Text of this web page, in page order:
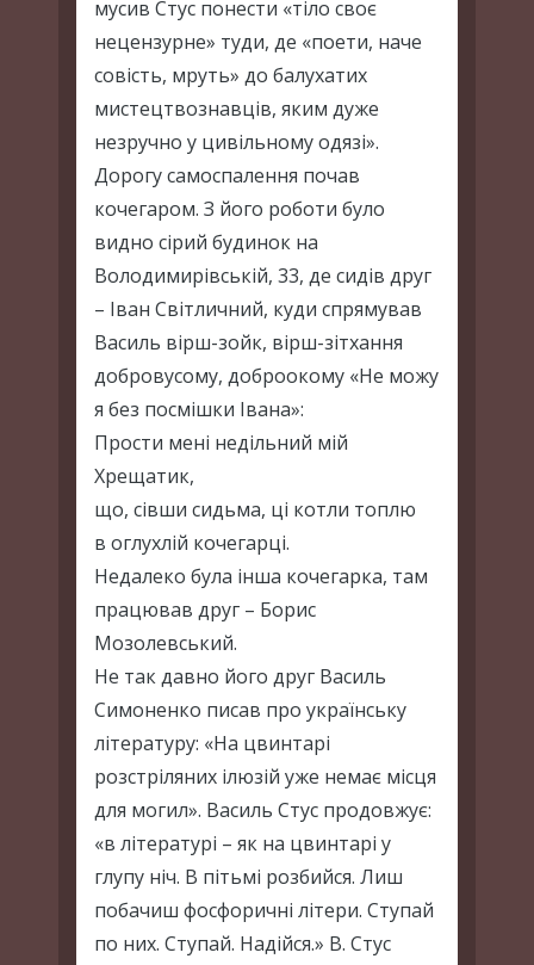
мусив Стус понести «тіло своє
нецензурне» туди, де «поети, наче
совість, мруть» до балухатих
мистецтвознавців, яким дуже
незручно у цивільному одязі».
Дорогу самоспалення почав
кочегаром. З його роботи було
видно сірий будинок на
Володимирівській, 33, де сидів друг
– Іван Світличний, куди спрямував
Василь вірш-зойк, вірш-зітхання
добровусому, доброокому «Не можу
я без посмішки Івана»:
Прости мені недільний мій
Хрещатик,
що, сівши сидьма, ці котли топлю
в оглухлій кочегарці.
Недалеко була інша кочегарка, там
працював друг – Борис
Мозолевський.
Не так давно його друг Василь
Симоненко писав про українську
літературу: «На цвинтарі
розстріляних ілюзій уже немає місця
для могил». Василь Стус продовжує:
«в літературі – як на цвинтарі у
глупу ніч. В пітьмі розбийся. Лиш
побачиш фосфоричні літери. Ступай
по них. Ступай. Надійся.» В. Стус